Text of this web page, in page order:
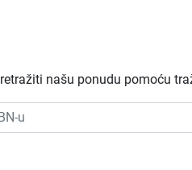
našu ponudu pomoću